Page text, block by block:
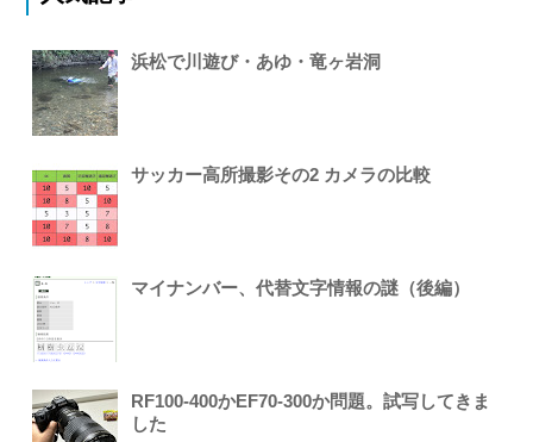
浜松で川遊び・あゆ・竜ヶ岩洞
サッカー高所撮影その2 カメラの比較
マイナンバー、代替文字情報の謎（後編）
RF100-400かEF70-300か問題。試写してきま
した